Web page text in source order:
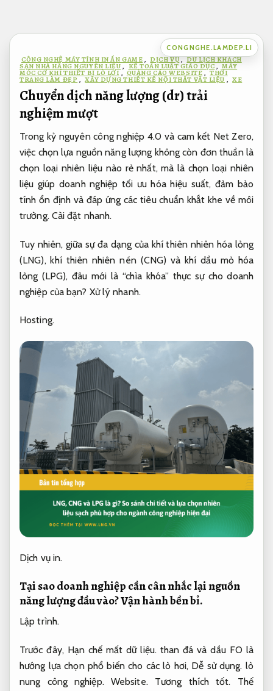
nội
CONGNGHE.LAMDEP.LI
CÔNG NGHỆ MÁY TÍNH IN ẤN GAME , DỊCH VỤ , DU LỊCH KHÁCH
SẠN NHÀ HÀNG NGUYÊN LIỆU , KẾ TOÁN LUẬT GIÁO DỤC , MÁY
MÓC CƠ KHÍ THIẾT BỊ LÒ LƠI , QUẢNG CÁO WEBSITE , THỜI
TRANG LÀM ĐẸP , XÂY DỰNG THIẾT KẾ NỘI THẤT VẬT LIỆU , XE
Chuyển dịch năng lượng (dr) trải
nghiệm mượt
Trong kỷ nguyên công nghiệp 4.0 và cam kết Net Zero,
việc chọn lựa nguồn năng lượng không còn đơn thuần là
chọn loại nhiên liệu nào rẻ nhất, mà là chọn loại nhiên
liệu giúp doanh nghiệp tối ưu hóa hiệu suất, đảm bảo
tính ổn định và đáp ứng các tiêu chuẩn khắt khe về môi
trường. Cài đặt nhanh.
Tuy nhiên, giữa sự đa dạng của khí thiên nhiên hóa lỏng
(LNG), khí thiên nhiên nén (CNG) và khí dầu mỏ hóa
lỏng (LPG), đâu mới là “chìa khóa” thực sự cho doanh
nghiệp của bạn? Xử lý nhanh.
Hosting.
Dịch vụ in.
Tại sao doanh nghiệp cần cân nhắc lại nguồn
năng lượng đầu vào?Vận hành bền bỉ.
Lập trình.
Trước đây, Hạn chế mất dữ liệu. than đá và dầu FO là
hướng lựa chọn phổ biến cho các lò hơi, Dễ sử dụng. lò
nung công nghiệp. Website. Tương thích tốt. Thế